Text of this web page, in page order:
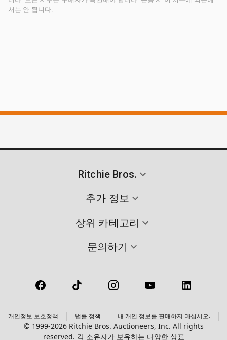
서는 안 됩니다.
Ritchie Bros.
추가 정보
상위 카테고리
문의하기
개인정보 보호정책 법률 정책 내 개인 정보를 판매하지 마십시오.
© 1999-2026 Ritchie Bros. Auctioneers, Inc. All rights
reserved. 각 소유자가 보유하는 다양한 상표